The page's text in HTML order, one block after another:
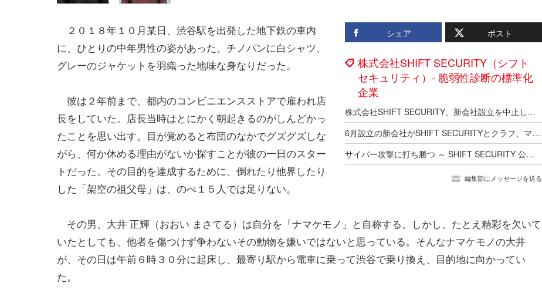
シェア ポスト
株式会社SHIFT SECURITY（シフト
セキュリティ）- 脆弱性診断の標準化
企業
株式会社SHIFT SECURITY、新会社設立を中止し株式会社SHIFTに吸収合併へ
6月設立の新会社がSHIFT SECURITYとクラフ、マスラボを吸収合併
サイバー攻撃に打ち勝つ ～ SHIFT SECURITY 公式キャラクター「ハムカツ」爆誕
編集部にメッセージを送る
２０１８年１０月某日、渋谷駅を出発した地下鉄の車内
に、ひとりの中年男性の姿があった。チノパンに白シャツ、
グレーのジャケットを羽織った地味な身なりだった。
彼は２年前まで、都内のコンビニエンスストアで雇われ店
長をしていた。店長当時はとにかく朝起きるのがしんどかっ
たことを思い出す。目が覚めると布団のなかでグズグズしな
がら、何か休める理由がないか探すことが彼の一日のスター
トだった。その目的を達成するために、倒れたり他界したり
した「架空の祖父母」は、のべ１５人では足りない。
その男、大井 正輝（おおい まさてる）は自分を「ナマケモノ」と自称する。しかし、たとえ精彩を欠いて
いたとしても、他者を傷つけず争わないその動物を嫌いではないと思っている。そんなナマケモノの大井
が、その日は午前６時３０分に起床し、最寄り駅から電車に乗って渋谷で乗り換え、目的地に向かってい
た。